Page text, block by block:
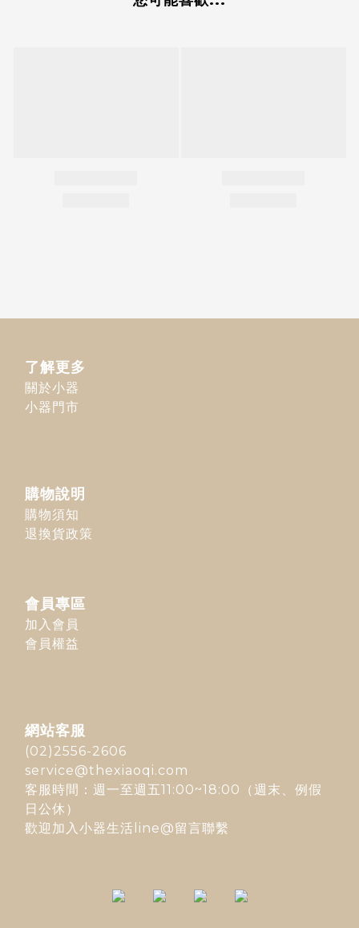
了解更多
關於小器
小器門市
購物說明
購物須知
退換貨政策
會員專區
加入會員
會員權益
網站客服
(02)2556-2606
service@thexiaoqi.com
客服時間：週一至週五11:00~18:00（週末、例假
日公休）
歡迎加入 小器生活line@留言聯繫